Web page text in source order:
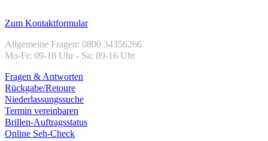
Zum Kontaktformular
Allgemeine Fragen: 0800 34356266
Mo-Fr: 09-18 Uhr - Sa: 09-16 Uhr
Fragen & Antworten
Rückgabe/Retoure
Niederlassungssuche
Termin vereinbaren
Brillen-Auftragsstatus
Online Seh-Check